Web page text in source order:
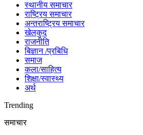
स्थानीय समाचार
राष्ट्रिय समाचार
अन्तराष्ट्रिय समाचार
खेलकुद
राजनीति
बिज्ञान /प्रबिधि
समाज
कला/साहित्य
शिक्षा/स्वास्थ्य
अर्थ
Trending
समाचार